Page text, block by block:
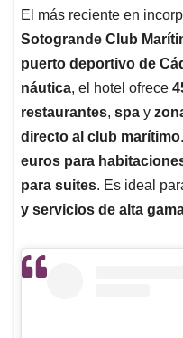
El más reciente en
Sotogrande Club
puerto deportivo de
náutica, el hotel ofrece
restaurantes, spa y
directo al club marítimo
euros para
para suites. Es ideal
y servicios de alta